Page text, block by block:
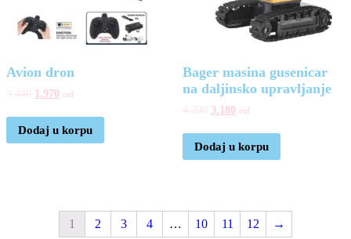
Avion dron
1.970 rsd
Dodaj u korpu
Bager masina gusenicar
na daljinsko upravljanje
3.180 rsd
Dodaj u korpu
1 2 3 4 … 10 11 12 →